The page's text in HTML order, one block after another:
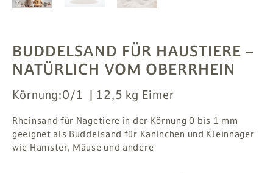
ANMELDEN
BUDDELSAND FÜR HAUSTIERE –
NATÜRLICH VOM OBERRHEIN
Körnung:0/1 12,5 kg Eimer
Rheinsand für Nagetiere in der Körnung 0 bis 1 mm
geeignet als Buddelsand für Kaninchen und Kleinnager
wie Hamster, Mäuse und andere